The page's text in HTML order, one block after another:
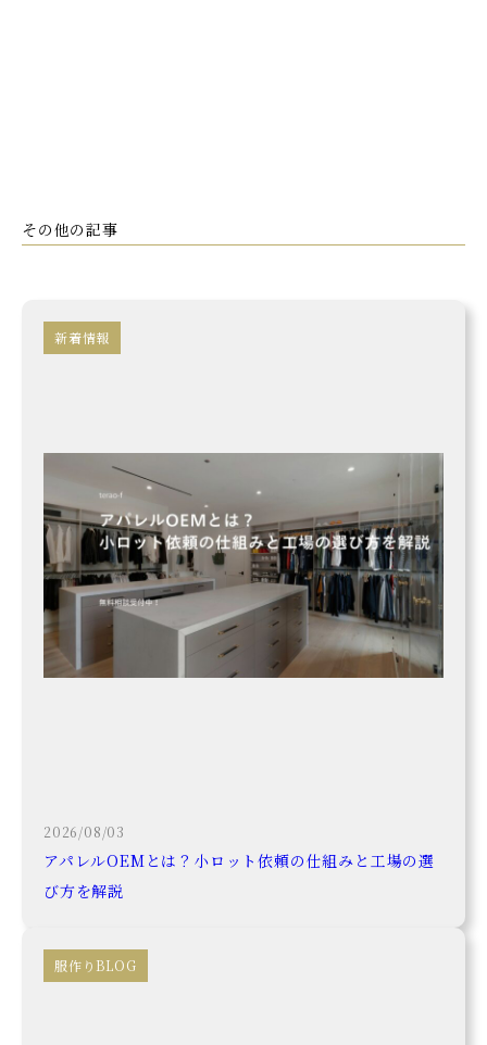
その他の記事
新着情報
2026/08/03
アパレルOEMとは？小ロット依頼の仕組みと工場の選
び方を解説
服作りBLOG